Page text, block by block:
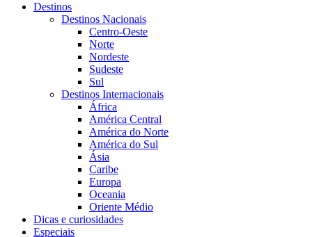
Destinos
Destinos Nacionais
Centro-Oeste
Norte
Nordeste
Sudeste
Sul
Destinos Internacionais
África
América Central
América do Norte
América do Sul
Ásia
Caribe
Europa
Oceania
Oriente Médio
Dicas e curiosidades
Especiais